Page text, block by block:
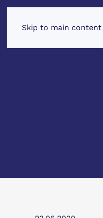
Skip to main content
PREMIO PRINCIPE